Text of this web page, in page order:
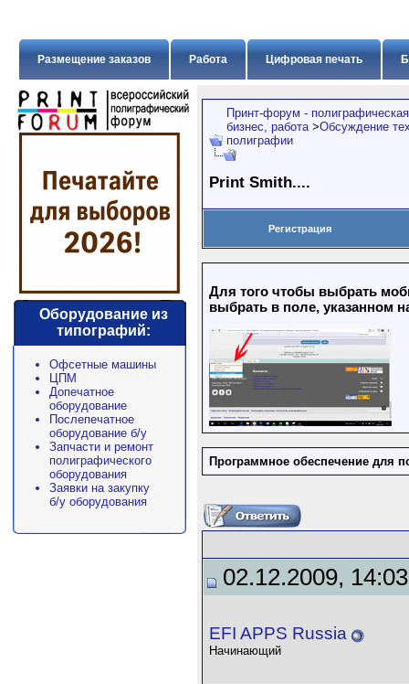
Цифровая печать
Работа
Размещение заказов
Оборудование из
типографий:
Офсетные машины
ЦПМ
Допечатное
оборудование
Послепечатное
оборудование б/у
Запчасти и ремонт
полиграфического
оборудования
Заявки на закупку
б/у оборудования
Принт-форум -
бизнес, работа >Обсуждение
полиграфии
Print Smith....
Регистрация
Для того чтобы выбрать
выбрать в поле, указанном
Программное обеспечение для
02.12.2009, 14:03
EFI APPS Russia
Начинающий